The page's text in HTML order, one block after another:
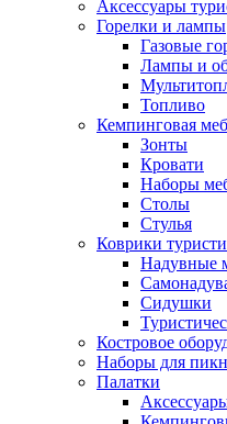
Аксессуары
Горелки и лампы
Газовые
Лампы и
Топливо
Кемпинговая
Зонты
Кровати
Наборы
Столы
Стулья
Коврики
Надувные
Сидушки
Костровое
Наборы для
Палатки